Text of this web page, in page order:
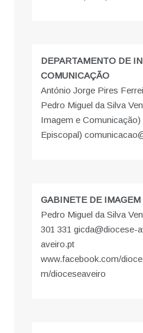
DEPARTAMENTO DE
COMUNICAÇÃO
António Jorge Pires
Pedro Miguel da Silva
Imagem e
Episcopal)
GABINETE DE
Pedro Miguel da Silva
301 331 gicda@diocese-
aveiro.pt
www.facebook.com/
m/dioceseaveiro